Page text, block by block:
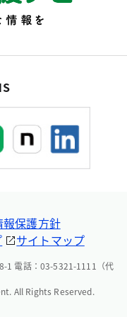
報保護方針
サイトマップ
1 電話：03-5321-1111（代
All Rights Reserved.